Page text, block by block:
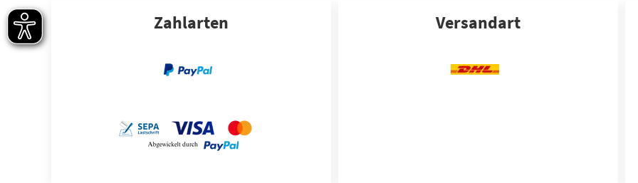
Zahlarten Versandart